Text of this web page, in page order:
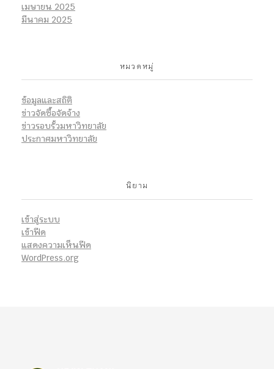
เมษายน 2025
มีนาคม 2025
หมวดหมู่
ข้อมูลและสถิติ
ข่าวจัดซื้อจัดจ้าง
ข่าวรอบรั้วมหาวิทยาลัย
ประกาศมหาวิทยาลัย
นิยาม
เข้าสู่ระบบ
เข้าฟีด
แสดงความเห็นฟีด
WordPress.org